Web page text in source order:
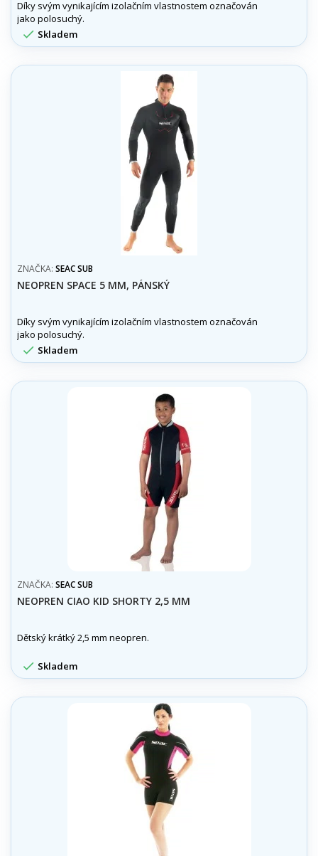
Díky svým vynikajícím izolačním vlastnostem označován
jako polosuchý.
 Skladem
ZNAČKA: SEAC SUB
NEOPREN SPACE 5 MM, PÁNSKÝ
Díky svým vynikajícím izolačním vlastnostem označován
jako polosuchý.
 Skladem
ZNAČKA: SEAC SUB
NEOPREN CIAO KID SHORTY 2,5 MM
Dětský krátký 2,5 mm neopren.
 Skladem